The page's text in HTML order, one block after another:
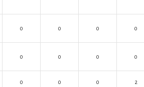
0 0 0 0
0 0 0 0
0 0 0 2